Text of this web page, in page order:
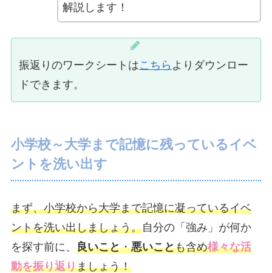
解説します！
振返りのワークシートはこちら よりダウンロー
ドできます。
小学校～大学まで記憶に残っているイベ
ントを洗い出す
まず、小学校から大学まで記憶に凝っているイベ
ントを洗い出しましょう。自分の「強み」が何か
を探す前に、 良いこと・悪いことも含め様々な活
動を振り返りましょう！